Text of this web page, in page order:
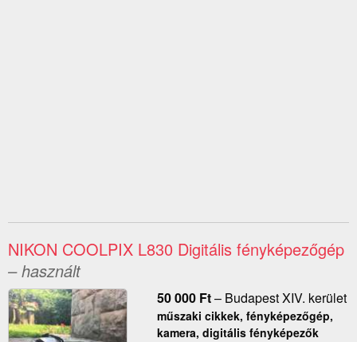
NIKON COOLPIX L830 Digitális fényképezőgép
– használt
50 000 Ft– Budapest XIV. kerület
műszaki cikkek, fényképezőgép,
kamera, digitális fényképezők